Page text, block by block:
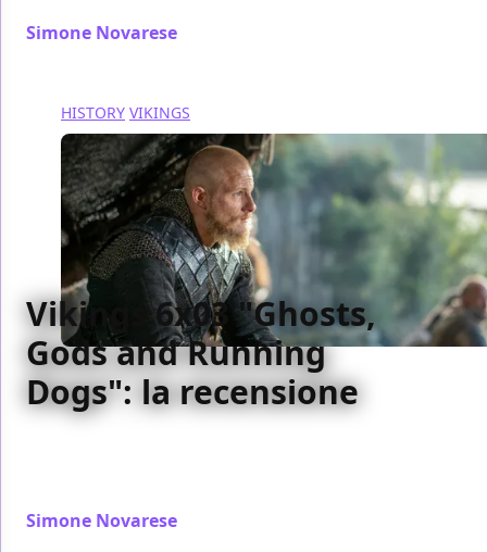
Simone Novarese
HISTORY VIKINGS
Vikings 6x03 "Ghosts,
Gods and Running
Dogs": la recensione
Simone Novarese